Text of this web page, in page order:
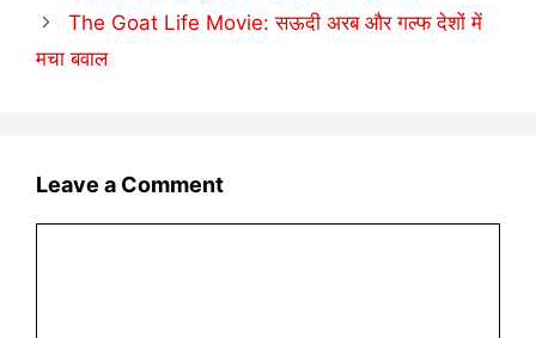
The Goat Life Movie: सऊदी अरब और गल्फ देशों में
मचा बवाल
Leave a Comment